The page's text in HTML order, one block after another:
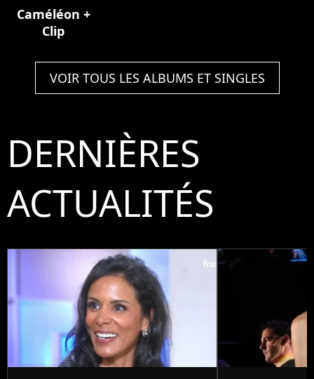
Caméléon +
Clip
VOIR TOUS LES ALBUMS ET SINGLES
DERNIÈRES
ACTUALITÉS